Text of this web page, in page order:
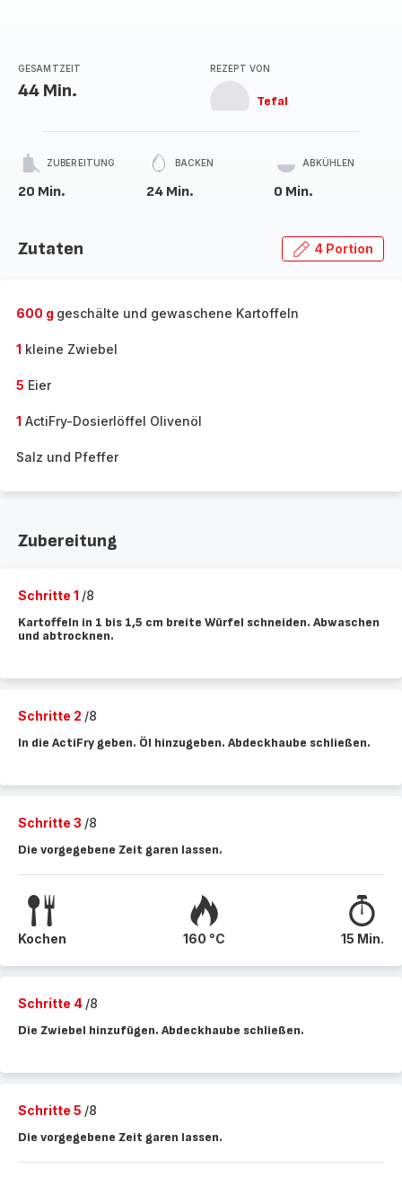
GESAMTZEIT
44 Min.
REZEPT VON
Tefal
ZUBEREITUNG
20 Min.
BACKEN
24 Min.
ABKÜHLEN
0 Min.
Zutaten 4 Portion
600 g geschälte und gewaschene Kartoffeln
1 kleine Zwiebel
5 Eier
1 ActiFry-Dosierlöffel Olivenöl
Salz und Pfeffer
Zubereitung
Schritte 1 /8
Kartoffeln in 1 bis 1,5 cm breite Würfel schneiden. Abwaschen
und abtrocknen.
Schritte 2 /8
In die ActiFry geben. Öl hinzugeben. Abdeckhaube schließen.
Schritte 3 /8
Die vorgegebene Zeit garen lassen.
Kochen 160 °C 15 Min.
Schritte 4 /8
Die Zwiebel hinzufügen. Abdeckhaube schließen.
Schritte 5 /8
Die vorgegebene Zeit garen lassen.